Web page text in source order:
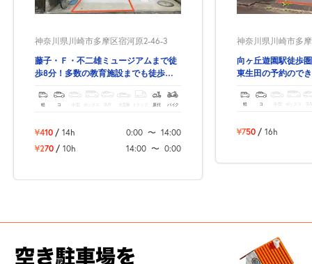
神奈川県川崎市多摩区宿河原2-46-3
藤子・Ｆ・不二雄ミュージアムまで徒
歩8分！多数の教育施設までも徒歩圏
軽 コ 中型 ボックス SUV 大型車 トラック 原付 バイク
¥410 / 14h 0:00 〜 14:00
¥270 / 10h 14:00 〜 0:00
神奈川県川崎市多
向ヶ丘遊園駅徒歩
東生田の予約ので
軽 コ ボックス
¥750 / 16h